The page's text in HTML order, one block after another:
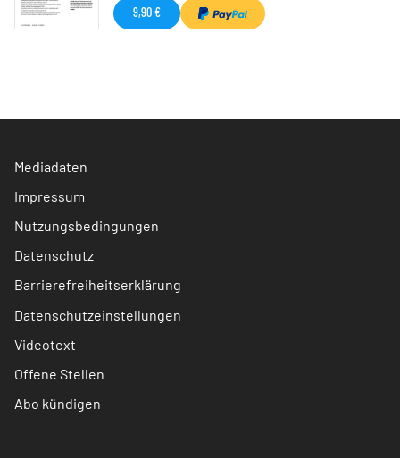
9,90 €
Mediadaten
Impressum
Nutzungsbedingungen
Datenschutz
Barrierefreiheitserklärung
Datenschutzeinstellungen
Videotext
Offene Stellen
Abo kündigen